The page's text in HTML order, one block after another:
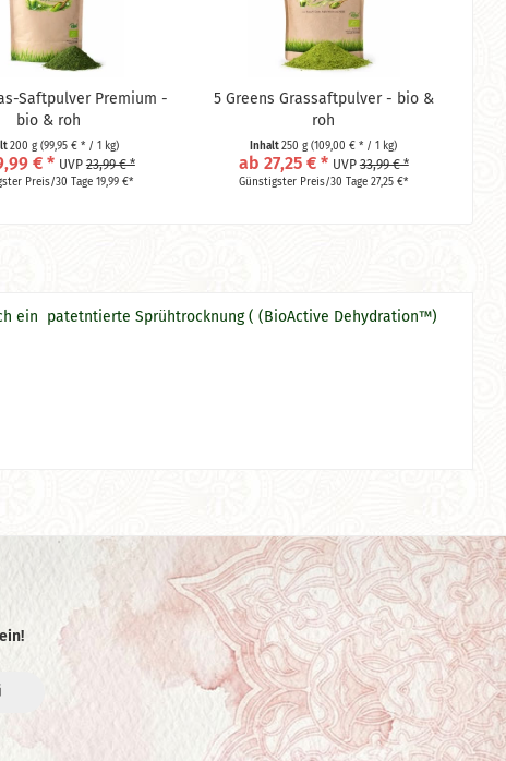
Saftpulver Premium -
bio & roh
200 g (99,95 € * / 1 kg)
€ * UVP23,99 € *
Preis/30 Tage 19,99 €*
5 Greens Grassaftpulver - bio &
roh
Inhalt250 g(109,00 € * / 1 kg)
ab 27,25 € * UVP33,99 € *
Günstigster Preis/30 Tage 27,25 €*
ein patetntierte Sprühtrocknung ( (BioActive Dehydration™)